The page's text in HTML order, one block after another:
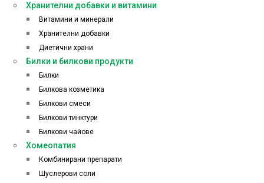
Хранителни добавки и витамини
Витамини и минерали
Хранителни добавки
Диетични храни
Билки и билкови продукти
Билки
Билкова козметика
Билкови смеси
Билкови тинктури
Билкови чайове
Хомеопатия
Комбинирани препарати
Шуслерови соли